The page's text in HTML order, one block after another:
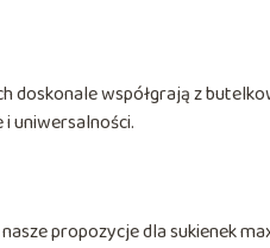
doskonale współgrają z
uniwersalności.
propozycje dla sukienek